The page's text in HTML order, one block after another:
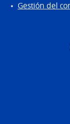
Gestión del